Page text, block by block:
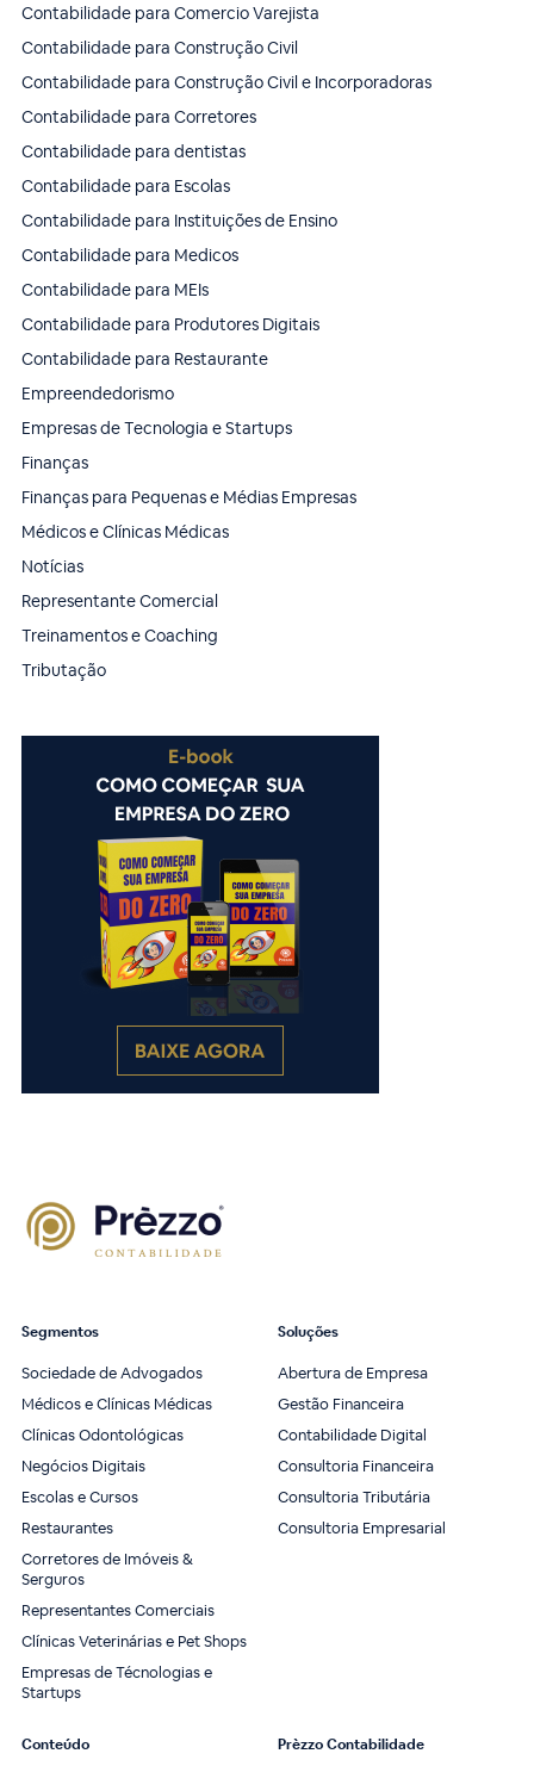
Contabilidade para Comercio Varejista
Contabilidade para Construção Civil
Contabilidade para Construção Civil e Incorporadoras
Contabilidade para Corretores
Contabilidade para dentistas
Contabilidade para Escolas
Contabilidade para Instituições de Ensino
Contabilidade para Medicos
Contabilidade para MEIs
Contabilidade para Produtores Digitais
Contabilidade para Restaurante
Empreendedorismo
Empresas de Tecnologia e Startups
Finanças
Finanças para Pequenas e Médias Empresas
Médicos e Clínicas Médicas
Notícias
Representante Comercial
Treinamentos e Coaching
Tributação
Segmentos
Sociedade de Advogados
Médicos e Clínicas Médicas
Clínicas Odontológicas
Negócios Digitais
Escolas e Cursos
Restaurantes
Corretores de Imóveis &
Serguros
Representantes Comerciais
Clínicas Veterinárias e Pet Shops
Empresas de Técnologias e
Startups
Soluções
Abertura de Empresa
Gestão Financeira
Contabilidade Digital
Consultoria Financeira
Consultoria Tributária
Consultoria Empresarial
Conteúdo Prèzzo Contabilidade